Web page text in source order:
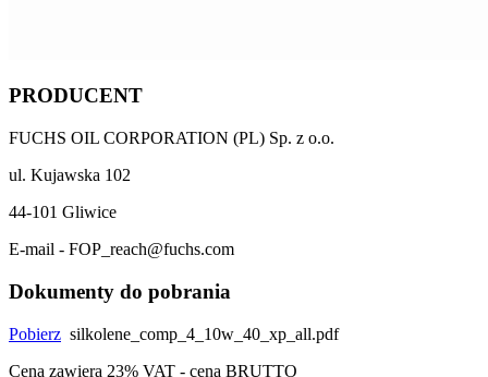
PRODUCENT
FUCHS OIL CORPORATION (PL) Sp. z o.o.
ul. Kujawska 102
44-101 Gliwice
E-mail - FOP_reach@fuchs.com
Dokumenty do pobrania
Pobierz silkolene_comp_4_10w_40_xp_all.pdf
Cena zawiera 23% VAT - cena BRUTTO